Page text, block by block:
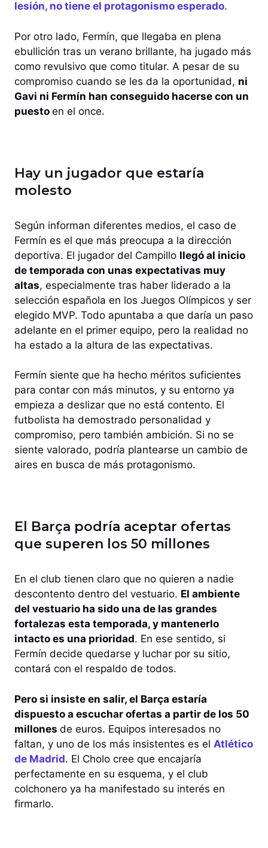
lesión, no tiene el protagonismo esperado.
Por otro lado, Fermín, que llegaba en plena
ebullición tras un verano brillante, ha jugado más
como revulsivo que como titular. A pesar de su
compromiso cuando se les da la oportunidad, ni
Gavi ni Fermín han conseguido hacerse con un
puesto en el once.
Hay un jugador que estaría
molesto
Según informan diferentes medios, el caso de
Fermín es el que más preocupa a la dirección
deportiva. El jugador del Campillo llegó al inicio
de temporada con unas expectativas muy
altas, especialmente tras haber liderado a la
selección española en los Juegos Olímpicos y ser
elegido MVP. Todo apuntaba a que daría un paso
adelante en el primer equipo, pero la realidad no
ha estado a la altura de las expectativas.
Fermín siente que ha hecho méritos suficientes
para contar con más minutos, y su entorno ya
empieza a deslizar que no está contento. El
futbolista ha demostrado personalidad y
compromiso, pero también ambición. Si no se
siente valorado, podría plantearse un cambio de
aires en busca de más protagonismo.
El Barça podría aceptar ofertas
que superen los 50 millones
En el club tienen claro que no quieren a nadie
descontento dentro del vestuario. El ambiente
del vestuario ha sido una de las grandes
fortalezas esta temporada, y mantenerlo
intacto es una prioridad. En ese sentido, si
Fermín decide quedarse y luchar por su sitio,
contará con el respaldo de todos.
Pero si insiste en salir, el Barça estaría
dispuesto a escuchar ofertas a partir de los 50
millones de euros. Equipos interesados no
faltan, y uno de los más insistentes es el Atlético
de Madrid. El Cholo cree que encajaría
perfectamente en su esquema, y el club
colchonero ya ha manifestado su interés en
firmarlo.